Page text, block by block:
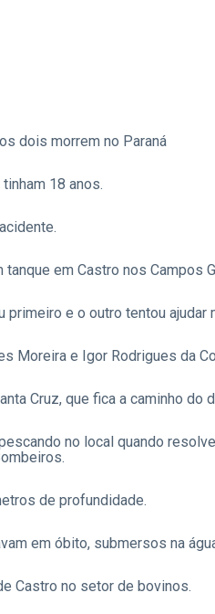
dois morrem no Paraná
18 anos.
em Castro nos Campos
e o outro tentou ajudar
Moreira e Igor Rodrigues da
Cruz, que fica a caminho do
no local quando
de profundidade.
em óbito, submersos na
Castro no setor de bovinos.